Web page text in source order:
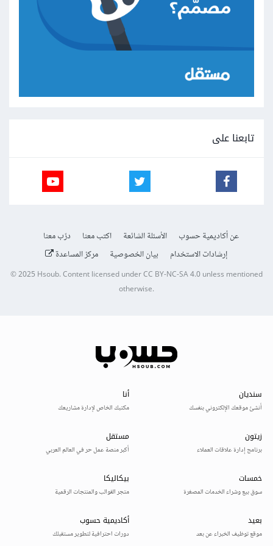
تابعنا على
عن أكاديمية حسوب الأسئلة الشائعة اكتب معنا
درّب معنا
إرشادات الاستخدام
بيان الخصوصية مركز المساعدة
© 2025Hsoub.Content licensed underCC BY-NC-SA 4.0unless mentioned
otherwise.